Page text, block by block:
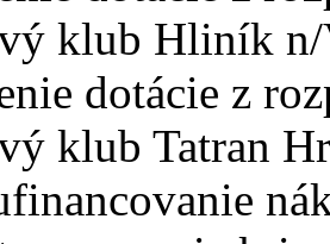
klub Hliník
dotácie z
klub Tatran